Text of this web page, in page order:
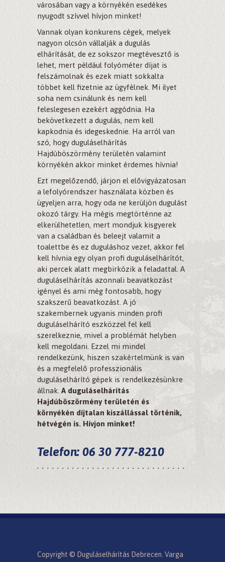
városában vagy a környékén esedékes
nyugodt szívvel hívjon minket!
Vannak olyan konkurens cégek, melyek
nagyon olcsón vállalják a dugulás
elhárítását, de ez sokszor megtévesztő is
lehet, mert például folyóméter díjat is
felszámolnak és ezek miatt sokkalta
többet kell fizetnie az ügyfélnek. Mi ilyet
soha nem csinálunk és nem kell
feleslegesen ezekért aggódnia. Ha
bekövetkezett a dugulás, nem kell
kapkodnia és idegeskednie. Ha arról van
szó, hogy duguláselhárítás
Hajdúböszörmény területén valamint
környékén akkor minket érdemes hívnia!
Ezt megelőzendő, járjon el elővigyázatosan
a lefolyórendszer használata közben és
ügyeljen arra, hogy oda ne kerüljön dugulást
okozó tárgy. Ha mégis megtörténne az
elkerülhetetlen, mert mondjuk kisgyerek
van a családban és beleejt valamit a
toalettbe és ez duguláshoz vezet, akkor fel
kell hívnia egy olyan profi duguláselhárítót,
aki percek alatt megbirkózik a feladattal. A
duguláselhárítás azonnali beavatkozást
igényel és ami még fontosabb, hogy
szakszerű beavatkozást. A jó
szakembernek ugyanis minden profi
duguláselhárító eszközzel fel kell
szerelkeznie, mivel a problémát helyben
kell megoldani. Ezzel mi mindel
rendelkezünk, hiszen szakértelmünk is van
és a megfelelő professzionális
duguláselhárító gépek is rendelkezésünkre
állnak. A duguláselhárítás
Hajdúböszörmény területén és
környékén díjtalan kiszállással történik,
hétvégén is. Hívjon minket!
Telefon: 06 30 777-8210
Copyright © Duguláselhárítás Debrecen. Varga